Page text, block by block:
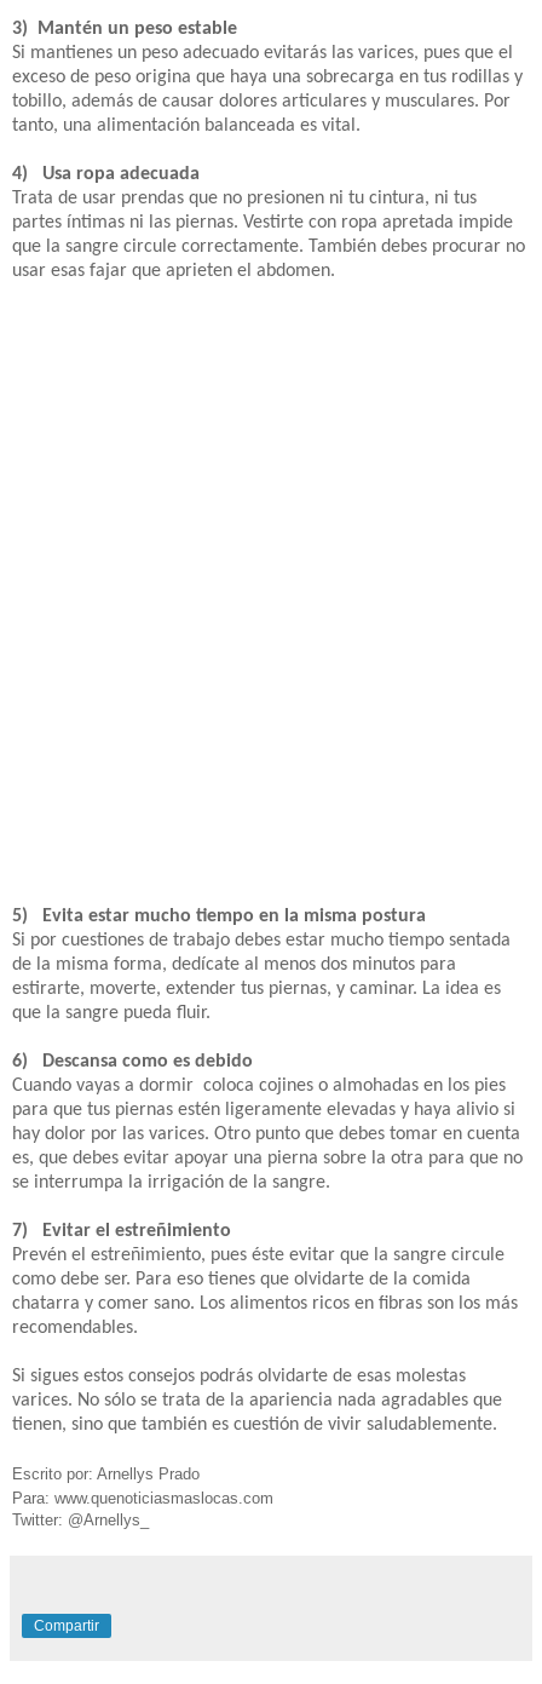
3) Mantén un peso estable
Si mantienes un peso adecuado evitarás las varices, pues que el
exceso de peso origina que haya una sobrecarga en tus rodillas y
tobillo, además de causar dolores articulares y musculares. Por
tanto, una alimentación balanceada es vital.
4) Usa ropa adecuada
Trata de usar prendas que no presionen ni tu cintura, ni tus
partes íntimas ni las piernas. Vestirte con ropa apretada impide
que la sangre circule correctamente. También debes procurar no
usar esas fajar que aprieten el abdomen.
5) Evita estar mucho tiempo en la misma postura
Si por cuestiones de trabajo debes estar mucho tiempo sentada
de la misma forma, dedícate al menos dos minutos para
estirarte, moverte, extender tus piernas, y caminar. La idea es
que la sangre pueda fluir.
6) Descansa como es debido
Cuando vayas a dormir coloca cojines o almohadas en los pies
para que tus piernas estén ligeramente elevadas y haya alivio si
hay dolor por las varices. Otro punto que debes tomar en cuenta
es, que debes evitar apoyar una pierna sobre la otra para que no
se interrumpa la irrigación de la sangre.
7) Evitar el estreñimiento
Prevén el estreñimiento, pues éste evitar que la sangre circule
como debe ser. Para eso tienes que olvidarte de la comida
chatarra y comer sano. Los alimentos ricos en fibras son los más
recomendables.
Si sigues estos consejos podrás olvidarte de esas molestas
varices. No sólo se trata de la apariencia nada agradables que
tienen, sino que también es cuestión de vivir saludablemente.
Escrito por: Arnellys Prado
Para: www.quenoticiasmaslocas.com
Twitter: @Arnellys_
Compartir